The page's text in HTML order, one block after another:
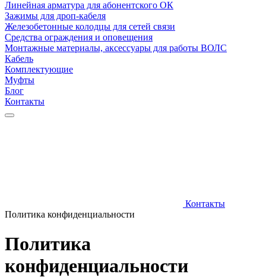
Линейная арматура для абонентского ОК
Зажимы для дроп-кабеля
Железобетонные колодцы для сетей связи
Средства ограждения и оповещения
Монтажные материалы, аксессуары для работы ВОЛС
Кабель
Комплектующие
Муфты
Блог
Контакты
Контакты
Политика конфиденциальности
Политика
конфиденциальности